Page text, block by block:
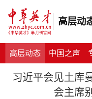
高层动
高层动态 中国之声
习近平会见土库
会主席